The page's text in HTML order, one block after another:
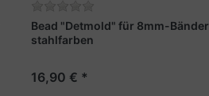
Bead "Detmold" für 8mm-Bänder
stahlfarben
16,90 € *